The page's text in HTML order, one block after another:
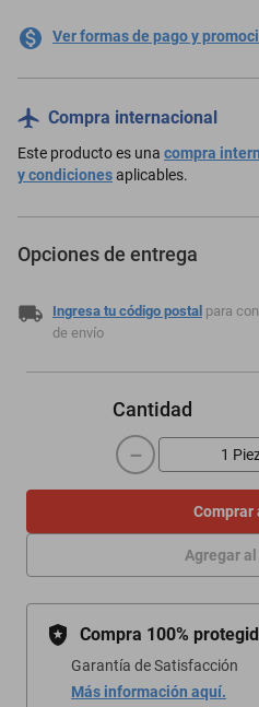
Ver formas de pago y
Compra internacional
Este producto es una compra
y condicionesaplicables.
Opciones de entrega
Ingresa tu código postal para
de envío
Cantidad
－
Comprar
Agregar
Compra 100%
Garantía de Satisfacción
Más información aquí.